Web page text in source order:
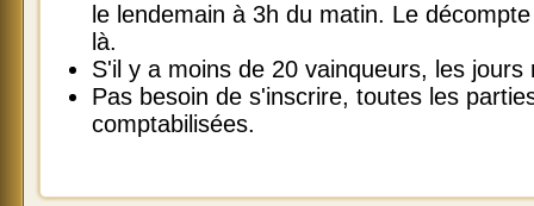
le lendemain à 3h du matin. Le
là.
S'il y a moins de 20 vainqueurs, les
Pas besoin de s'inscrire, toutes les
comptabilisées.